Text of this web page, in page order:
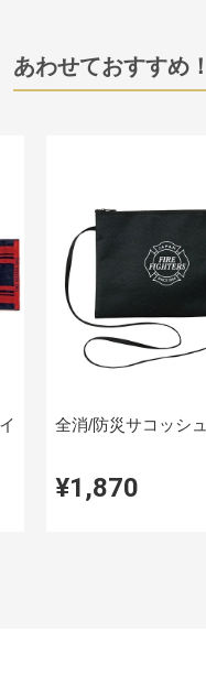
あわせておすすめ
全消/防災サコッシュ
¥1,870